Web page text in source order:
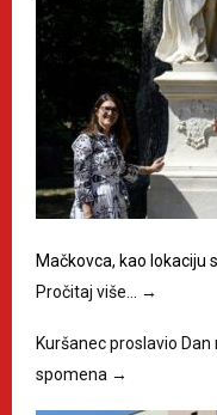
Mačkovca, kao lokaciju
Pročitaj više…
→
Kuršanec proslavio
spomena →